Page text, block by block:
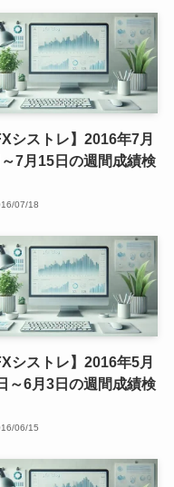
シストレ】2016年7月
7月15日の週間成績検
07/18
シストレ】2016年5月
～6月3日の週間成績検
06/15